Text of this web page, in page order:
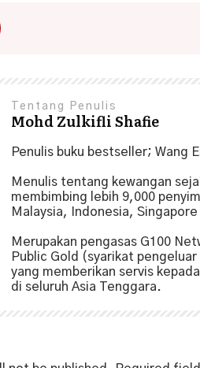
Tentang Penulis
Mohd Zulkifli Shafie
Penulis buku bestseller; Wang
Menulis tentang kewangan
membimbing lebih 9,000
Malaysia, Indonesia,
Merupakan pengasas G100
Public Gold (syarikat
yang memberikan servis
di seluruh Asia Tenggara.